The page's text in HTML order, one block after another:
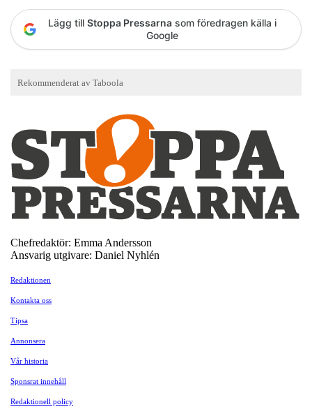
Lägg till Stoppa Pressarna som föredragen källa i
Google
Chefredaktör: Emma Andersson
Ansvarig utgivare: Daniel Nyhlén
Redaktionen
Kontakta oss
Tipsa
Annonsera
Vår historia
Sponsrat innehåll
Redaktionell policy